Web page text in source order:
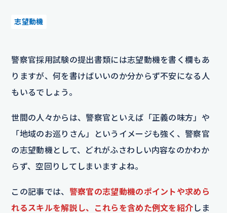
志望動機
警察官採用試験の提出書類には志望動機を書く欄もあ
りますが、何を書けばいいのか分からず不安になる人
もいるでしょう。
世間の人々からは、警察官といえば「正義の味方」や
「地域のお巡りさん」というイメージも強く、警察官
の志望動機として、どれがふさわしい内容なのかわか
らず、空回りしてしまいますよね。
この記事では、 警察官の志望動機のポイントや求めら
れるスキルを解説し、これらを含めた例文を紹介 しま